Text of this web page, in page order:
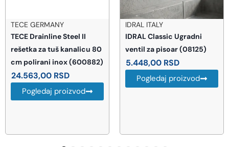
TECE GERMANY
TECE Drainline Steel II
rešetka za tuš kanalicu 80
cm polirani inox (600882)
24.563,00 RSD
Pogledaj proizvod
IDRAL ITALY
IDRAL Classic Ugradni
ventil za pisoar (08125)
5.448,00 RSD
Pogledaj proizvod